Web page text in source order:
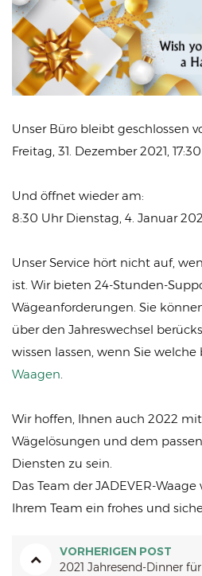
Unser Büro bleibt geschlossen
Freitag, 31. Dezember 2021,
Und öffnet wieder am:
8:30 Uhr Dienstag, 4. Januar
Unser Service hört nicht auf,
ist. Wir bieten 24-Stunden-
Wägeanforderungen. Sie
über den Jahreswechsel
wissen lassen, wenn Sie
Waagen.
Wir hoffen, Ihnen auch 2022
Wägelösungen und dem
Diensten zu sein.
Das Team der JADEVER-
Ihrem Team ein frohes und
VORHERIGEN POST
2021 Jahresend-Dinner